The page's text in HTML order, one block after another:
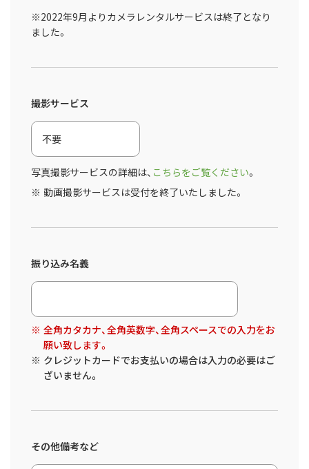
※2022年9月よりカメラレンタルサービスは終了となり
ました。
撮影サービス
写真撮影サービスの詳細は、 こちらをご覧ください。
動画撮影サービスは受付を終了いたしました。
振り込み名義
全角カタカナ、全角英数字、全角スペースでの入力をお
願い致します。
クレジットカードでお支払いの場合は入力の必要はご
ざいません。
その他備考など